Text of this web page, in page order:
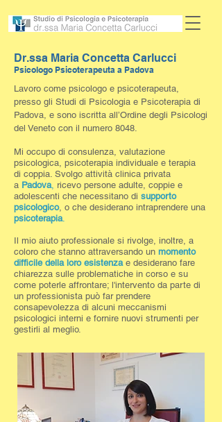
Dr.ssa Maria Concetta Carlucci
Psicologo Psicoterapeuta a Padova
Lavoro come psicologo e psicoterapeuta,
presso gli Studi di Psicologia e Psicoterapia di
Padova, e sono iscritta all’Ordine degli Psicologi
del Veneto con il numero 8048.
Mi occupo di consulenza, valutazione
psicologica, psicoterapia individuale e terapia
di coppia. Svolgo attività clinica privata
a Padova, ricevo persone adulte, coppie e
adolescenti che necessitano di supporto
psicologico, o che desiderano intraprendere una
psicoterapia.
Il mio aiuto professionale si rivolge, inoltre, a
coloro che stanno attraversando un momento
difficile della loro esistenzae desiderano fare
chiarezza sulle problematiche in corso e su
come poterle affrontare; l'intervento da parte di
un professionista può far prendere
consapevolezza di alcuni meccanismi
psicologici interni e fornire nuovi strumenti per
gestirli al meglio.